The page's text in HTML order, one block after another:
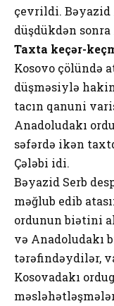
çevrildi. Bəyazid
düşdükdən
Taxta keçər-
Kosovo çölündə
düşməsiylə
tacın qanuni
Anadoludakı
səfərdə ikən
Çələbi idi.
Bəyazid Serb
məğlub edib
ordunun biətini
və Anadoludakı
tərəfindəydilər,
Kosovadakı